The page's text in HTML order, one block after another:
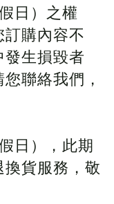
日）之權
購內容不
生損毀者
聯絡我們，
日），此期
貨服務，敬